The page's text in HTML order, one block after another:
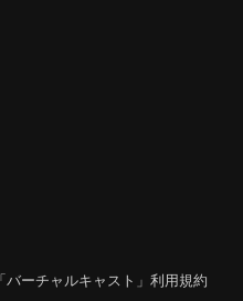
ーチャルキャスト」利用規約